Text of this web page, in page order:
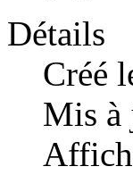
Détails
Créé
Mis à